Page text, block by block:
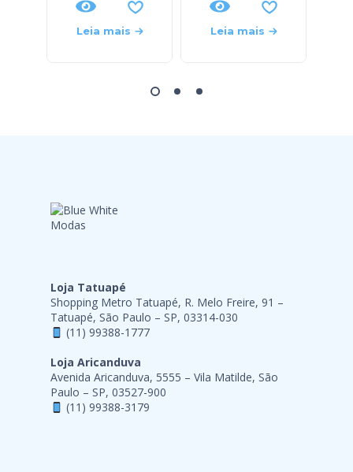
Leia mais Leia mais
Loja Tatuapé
Shopping Metro Tatuapé, R. Melo Freire, 91 –
Tatuapé, São Paulo – SP, 03314-030
(11) 99388-1777
Loja Aricanduva
Avenida Aricanduva, 5555 – Vila Matilde, São
Paulo – SP, 03527-900
(11) 99388-3179